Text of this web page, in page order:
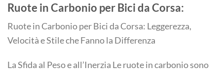
Ruote in Carbonio per Bici da Corsa:
Ruote in Carbonio per Bici da Corsa: Leggerezza,
Velocità e Stile che Fanno la Differenza
La Sfida al Peso e all’Inerzia Le ruote in carbonio sono